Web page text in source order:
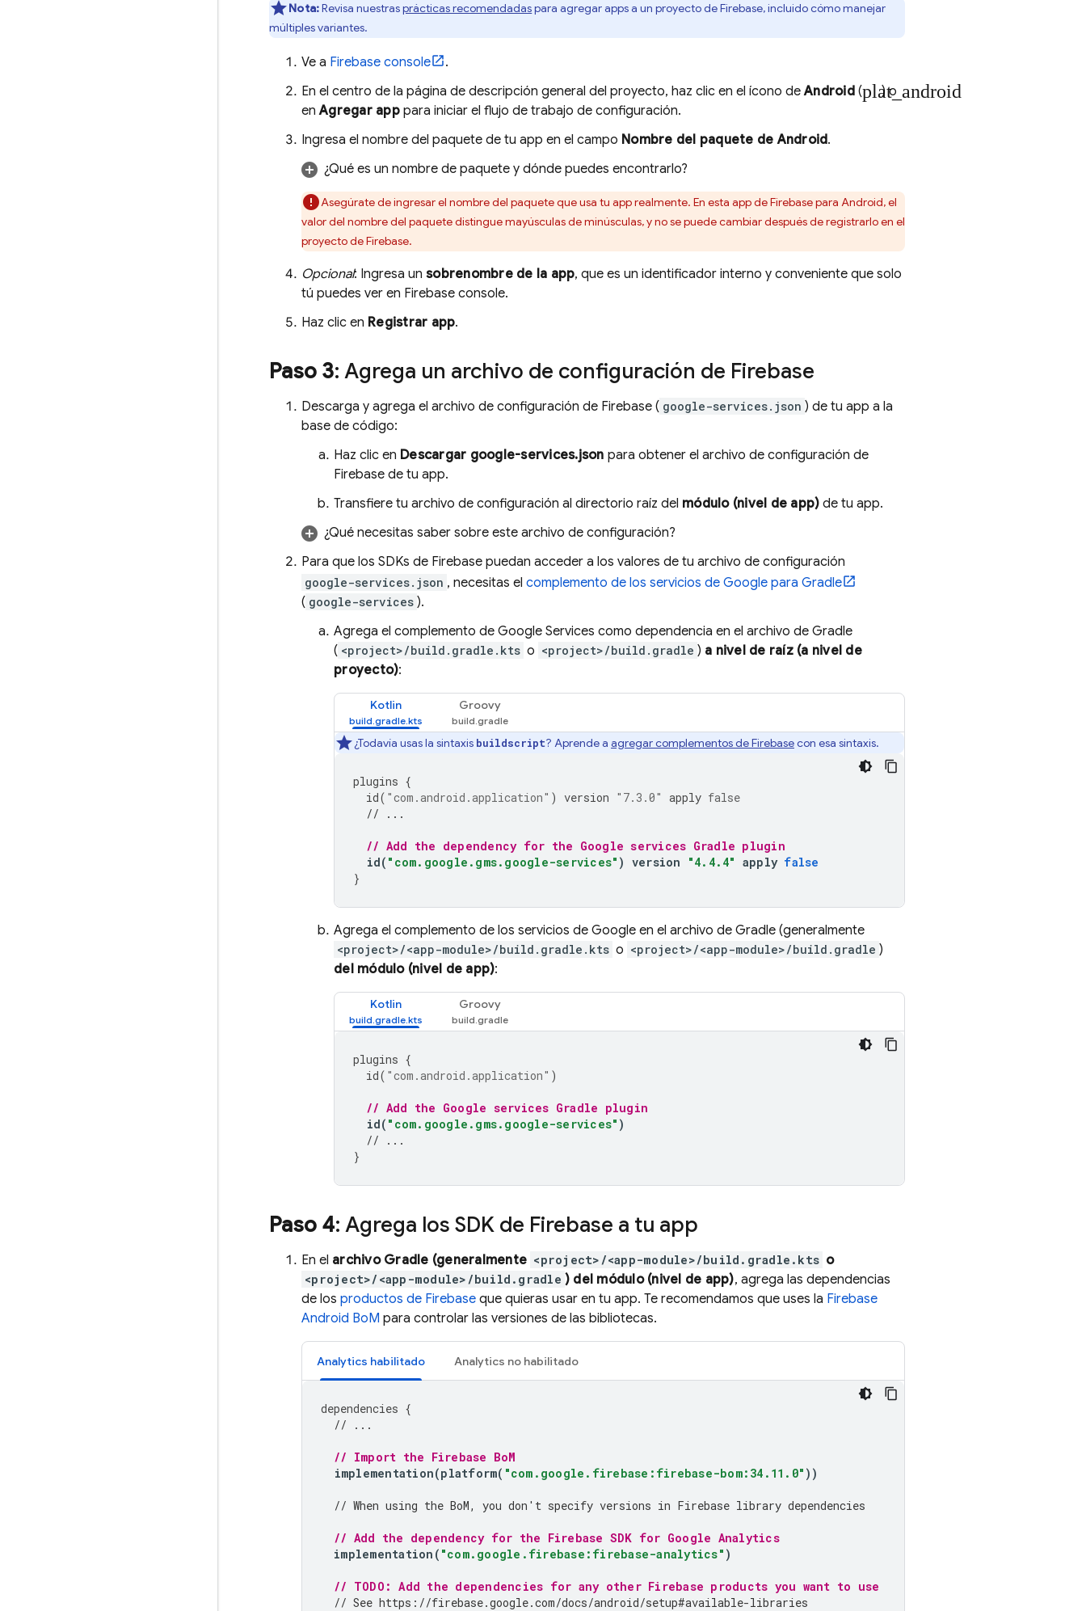
Nota:Revisa nuestrasprácticas recomendadaspara agregar apps a un proyecto de Firebase, incluido cómo manejar
múltiples variantes.
Ve a Firebase console
.
En el centro de la página de descripción general del proyecto, haz clic en el ícono deAndroid(plat_android
) o
enAgregar apppara iniciar el flujo de trabajo de configuración.
Ingresa el nombre del paquete de tu app en el campo Nombre del paquete de Android.
¿Qué es un nombre de paquete y dónde puedes encontrarlo?
Asegúrate de ingresar el nombre del paquete que usa tu app realmente. En esta app de Firebase para Android, el
valor del nombre del paquete distingue mayúsculas de minúsculas, y no se puede cambiar después de registrarlo en el
proyecto de Firebase.
Opcional: Ingresa un sobrenombre de la app, que es un identificador interno y conveniente que solo
tú puedes ver en Firebase console.
Haz clic en Registrar app.
Paso 3: Agrega un archivo de configuración de Firebase
Descarga y agrega el archivo de configuración de Firebase ( google-services.json ) de tu app a la
base de código:
Haz clic en Descargar google-services.json para obtener el archivo de configuración de
Firebase de tu app.
Transfiere tu archivo de configuración al directorio raíz del módulo (nivel de app) de tu app.
¿Qué necesitas saber sobre este archivo de configuración?
Para que los SDKs de Firebase puedan acceder a los valores de tu archivo de configuración
google-services.json , necesitas el complemento de los servicios de Google para Gradle
( google-services ).
Agrega el complemento de Google Services como dependencia en el archivo de Gradle
( <project>/build.gradle.kts o <project>/build.gradle ) a nivel de raíz (a nivel de
proyecto):
Kotlin Groovy
¿Todavía usas la sintaxis buildscript? Aprende a agregar complementos de Firebasecon esa sintaxis.
plugins {
id( "com.android.application" ) version "7.3.0" apply false
// ...
// Add the dependency for the Google services Gradle plugin
id( "com.google.gms.google-services" ) version "4.4.4" apply false
}
Agrega el complemento de los servicios de Google en el archivo de Gradle (generalmente
<project>/<app-module>/build.gradle.kts o <project>/<app-module>/build.gradle )
del módulo (nivel de app):
Kotlin Groovy
plugins {
id( "com.android.application" )
// Add the Google services Gradle plugin
id( "com.google.gms.google-services" )
// ...
}
Paso 4: Agrega los SDK de Firebase a tu app
En el archivo Gradle (generalmente <project>/<app-module>/build.gradle.kts o
<project>/<app-module>/build.gradle ) del módulo (nivel de app), agrega las dependencias
de los productos de Firebase que quieras usar en tu app. Te recomendamos que uses la Firebase
Android BoM para controlar las versiones de las bibliotecas.
Analytics habilitado Analytics no habilitado
dependencies {
// ...
// Import the Firebase BoM
implementation(platform( "com.google.firebase:firebase-bom:34.11.0" ))
// When using the BoM, you don't specify versions in Firebase library dependencies
// Add the dependency for the Firebase SDK for Google Analytics
implementation ( "com.google.firebase:firebase-analytics" )
// TODO: Add the dependencies for any other Firebase products you want to use
// See https://firebase.google.com/docs/android/setup#available-libraries